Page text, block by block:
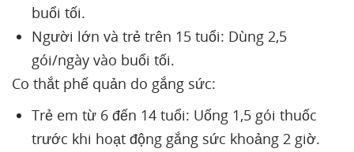
buổi tối.
Người lớn và trẻ trên 15 tuổi: Dùng 2,5
gói/ngày vào buổi tối.
Co thắt phế quản do gắng sức:
Trẻ em từ 6 đến 14 tuổi: Uống 1,5 gói thuốc
trước khi hoạt động gắng sức khoảng 2 giờ.